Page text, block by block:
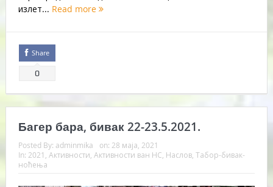
излет... Read more
Share
0
Багер бара, бивак 22-23.5.2021.
Posted By: adminmika on: 28 маја, 2021
In: 2021 Активности Активности ван НС Наслов, Табор-бивак-
ноћења